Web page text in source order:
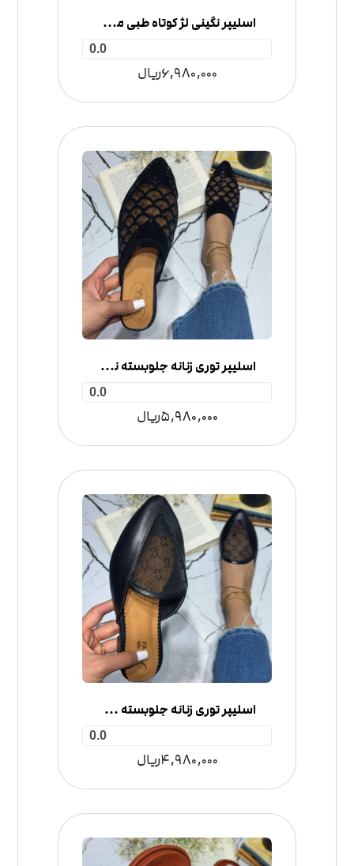
اسلیپر نگینی لژ کوتاه طبی مدل ۲ سگک
0.0
6,980,000ریال
اسلیپر توری زنانه جلوبسته نگینی پولکی
0.0
5,980,000ریال
اسلیپر توری زنانه جلوبسته مدل گوچی
0.0
4,980,000ریال